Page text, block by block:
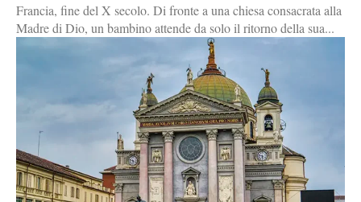
Francia, fine del X secolo. Di fronte a una chiesa consacrata alla
Madre di Dio, un bambino attende da solo il ritorno della sua...